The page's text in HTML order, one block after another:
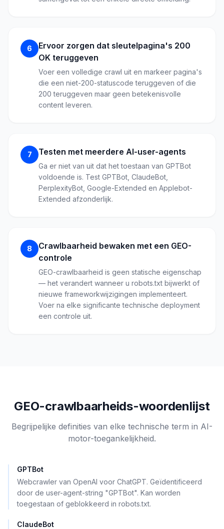
6
Ervoor zorgen dat sleutelpagina's 200
OK teruggeven
Voer een volledige crawl uit en markeer pagina's
die een niet-200-statuscode teruggeven of die
200 teruggeven maar geen betekenisvolle
content leveren.
7 Testen met meerdere AI-user-agents
Ga er niet van uit dat het toestaan van GPTBot
voldoende is. Test GPTBot, ClaudeBot,
PerplexityBot, Google-Extended en Applebot-
Extended afzonderlijk.
8
Crawlbaarheid bewaken met een GEO-
controle
GEO-crawlbaarheid is geen statische eigenschap
— het verandert wanneer u robots.txt bijwerkt of
nieuwe frameworkwijzigingen implementeert.
Voer na elke significante technische deployment
een controle uit.
GEO-crawlbaarheids-woordenlijst
Begrijpelijke definities van elke technische term in AI-
motor-toegankelijkheid.
GPTBot
Webcrawler van OpenAI voor ChatGPT. Geïdentificeerd
door de user-agent-string "GPTBot". Kan worden
toegestaan of geblokkeerd in robots.txt.
ClaudeBot